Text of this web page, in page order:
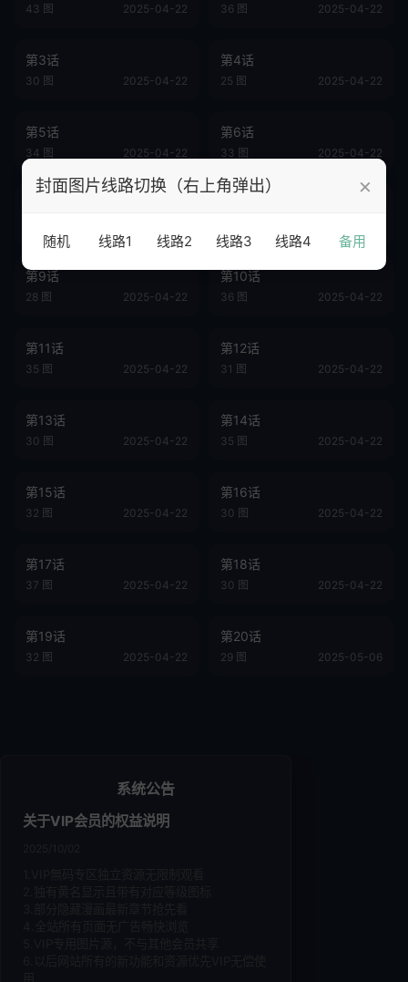
43 图 2025-04-22 36 图 2025-04-22
第3话
30 图 2025-04-22
第4话
25 图 2025-04-22
第5话
34 图 2025-04-22
第6话
33 图 2025-04-22
第9话
28 图 2025-04-22
第10话
36 图 2025-04-22
第11话
35 图 2025-04-22
第12话
31 图 2025-04-22
第13话
30 图 2025-04-22
第14话
35 图 2025-04-22
第15话
32 图 2025-04-22
第16话
30 图 2025-04-22
第17话
37 图 2025-04-22
第18话
30 图 2025-04-22
第19话
32 图 2025-04-22
第20话
29 图 2025-05-06
封面图片线路切换（右上角弹出） ×
随机 线路1 线路2 线路3 线路4 备用
系统公告
关于VIP会员的权益说明